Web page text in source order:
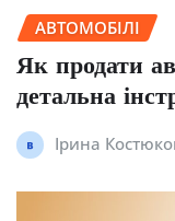
АВТОМОБІЛІ
Як продати
детальна
Ірина